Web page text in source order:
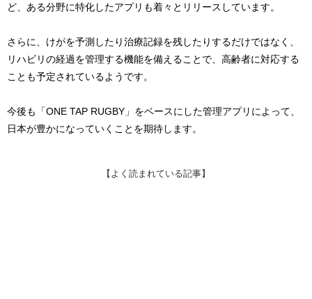
ど、ある分野に特化したアプリも着々とリリースしています。
さらに、けがを予測したり治療記録を残したりするだけではなく、
リハビリの経過を管理する機能を備えることで、高齢者に対応する
ことも予定されているようです。
今後も「ONE TAP RUGBY」をベースにした管理アプリによって、
日本が豊かになっていくことを期待します。
【よく読まれている記事】